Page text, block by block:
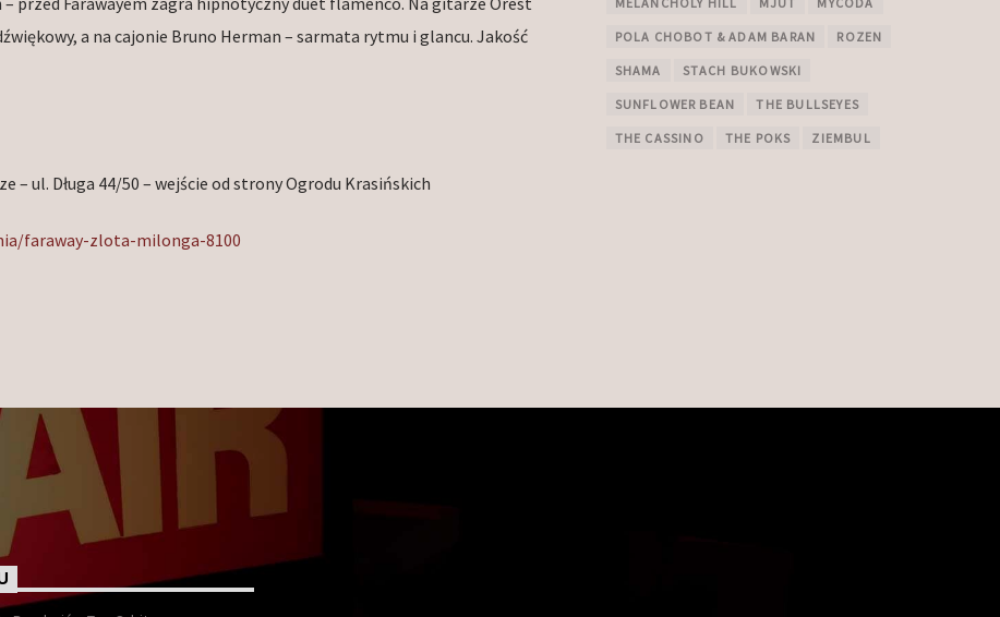
a na cajonie Bruno Herman – sarmata rytmu i glancu. Jakość
– ul. Długa 44/50 – wejście od strony Ogrodu Krasińskich
faraway-zlota-milonga-8100
POLA CHOBOT & ADAM BARAN ROZEN
SHAMA STACH BUKOWSKI
SUNFLOWER BEAN THE BULLSEYES
THE CASSINO THE POKS ZIEMBUL